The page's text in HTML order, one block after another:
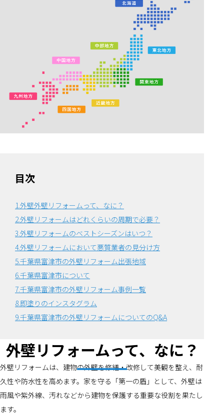
目次
1.外壁外壁リフォームって、なに？
2.外壁リフォームはどれくらいの周期で必要？
3.外壁リフォームのベストシーズンはいつ？
4.外壁リフォームにおいて悪質業者の見分け方
5.千葉県富津市の外壁リフォーム出張地域
6.千葉県富津市について
7.千葉県富津市の外壁リフォーム事例一覧
8.即塗りのインスタグラム
9.千葉県富津市の外壁リフォームについてのQ&A
外壁リフォームって、なに？
外壁リフォームは、建物の外壁を修繕・改修して美観を整え、耐
久性や防水性を高めます。家を守る「第一の盾」として、外壁は
雨風や紫外線、汚れなどから建物を保護する重要な役割を果たし
ます。